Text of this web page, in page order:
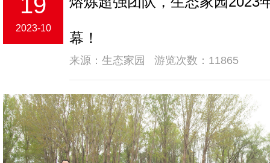
2023-10
幕！
来源：生态家园 游览次数：11865